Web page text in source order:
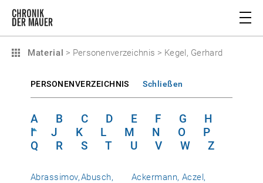
Material > Personenverzeichnis > Kegel, Gerhard
PERSONENVERZEICHNIS Schließen
A B C D E F G
H
I
J K L M N O
P
Q
R S T U V W Z
Abrassimov,Abusch,
Ackermann, Aczel,